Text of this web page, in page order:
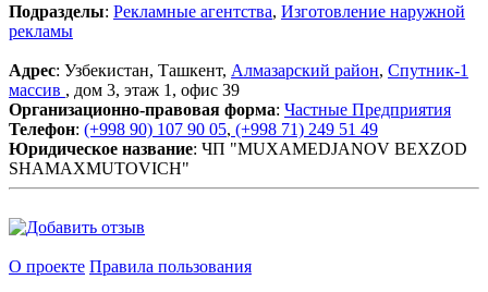
Подразделы: Рекламные агентства, Изготовление наружной
рекламы
Адрес: Узбекистан, Ташкент, Алмазарский район, Спутник-1
массив , дом 3, этаж 1, офис 39
Организационно-правовая форма: Частные Предприятия
Телефон: (+998 90) 107 90 05, (+998 71) 249 51 49
Юридическое название: ЧП "MUXAMEDJANOV BEXZOD
SHAMAXMUTOVICH"
О проекте Правила пользования